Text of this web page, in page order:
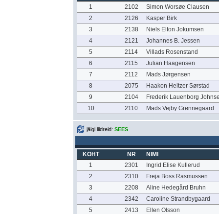
1
2102
Simon Worsøe Clausen
2
2126
Kasper Birk
3
2138
Niels Elton Jokumsen
4
2121
Johannes B. Jessen
5
2114
Villads Rosenstand
6
2115
Julian Haagensen
7
2112
Mads Jørgensen
8
2075
Haakon Heltzer Sørstad
9
2104
Frederik Lauenborg
10
2110 Mads Vejby Grønnegaard
jälgi liidreid: SEES
KOHT NR
NIMI
1
2301
Ingrid Elise Kullerud
2
2310
Freja Boss Rasmussen
3
2208
Aline Hedegård Bruhn
4
2342
Caroline Strandbygaard
5
2413
Ellen Olsson